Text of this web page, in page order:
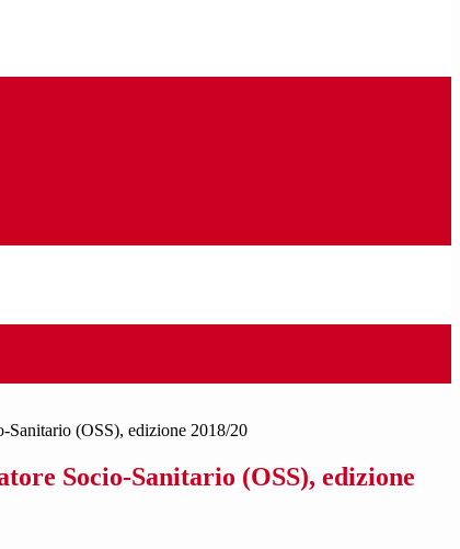
Sanitario (OSS), edizione 2018/20
Socio-Sanitario (OSS), edizione